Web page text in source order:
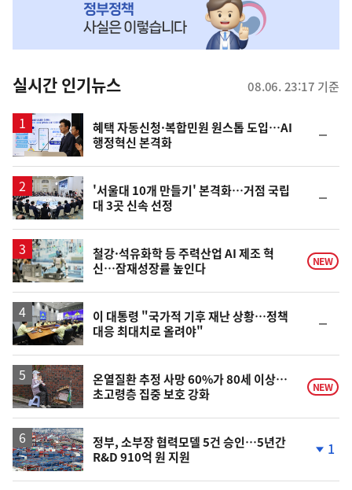
뉴
스
실시간 인기뉴스 08.06. 23:17 기준
혜택 자동신청·복합민원 원스톱 도입…AI
행정혁신 본격화
일
'서울대 10개 만들기' 본격화…거점 국립
대 3곳 신속 선정
일
철강·석유화학 등 주력산업 AI 제조 혁
신…잠재성장률 높인다
NEW
이 대통령 "국가적 기후 재난 상황…정책
대응 최대치로 올려야"
일
온열질환 추정 사망 60%가 80세 이상…
초고령층 집중 보호 강화
NEW
정부, 소부장 협력모델 5건 승인…5년간
R&D 910억 원 지원
1